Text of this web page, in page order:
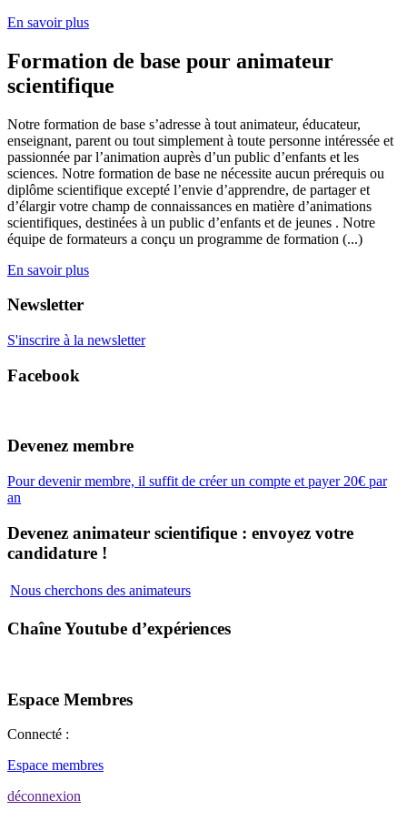
En savoir plus
Formation de base pour animateur
scientifique
Notre formation de base s’adresse à tout animateur, éducateur,
enseignant, parent ou tout simplement à toute personne intéressée et
passionnée par l’animation auprès d’un public d’enfants et les
sciences. Notre formation de base ne nécessite aucun prérequis ou
diplôme scientifique excepté l’envie d’apprendre, de partager et
d’élargir votre champ de connaissances en matière d’animations
scientifiques, destinées à un public d’enfants et de jeunes . Notre
équipe de formateurs a conçu un programme de formation (...)
En savoir plus
Newsletter
S'inscrire à la newsletter
Facebook
Devenez membre
Pour devenir membre, il suffit de créer un compte et payer 20€ par
an
Devenez animateur scientifique : envoyez votre
candidature !
Nous cherchons des animateurs
Chaîne Youtube d’expériences
Espace Membres
Connecté :
Espace membres
déconnexion